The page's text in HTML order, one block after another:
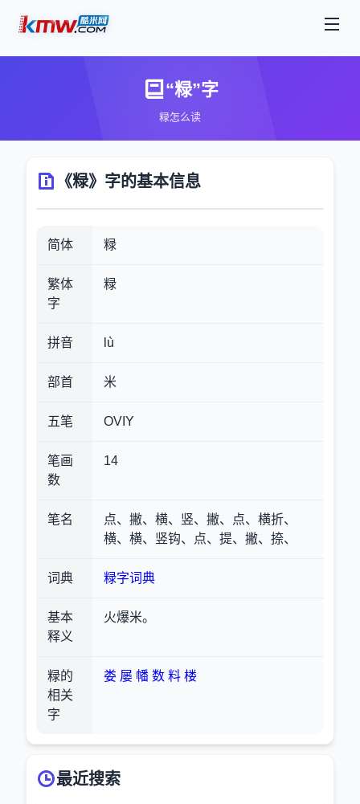
“粶”字
粶怎么读
《粶》字的基本信息
简体 粶
繁体
字
粶
拼音 lù
部首 米
五笔 OVIY
笔画
数
14
笔名
点、撇、横、竖、撇、点、横折、
横、横、竖钩、点、提、撇、捺、
词典 粶字词典
基本
释义
火爆米。
粶的
相关
字
娄 屡 幡 数 料 楼
最近搜索